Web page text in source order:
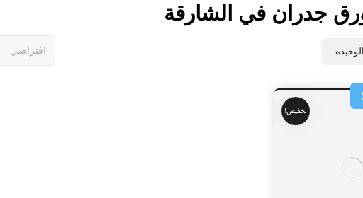
جدران في الشارقة
تخفيض!